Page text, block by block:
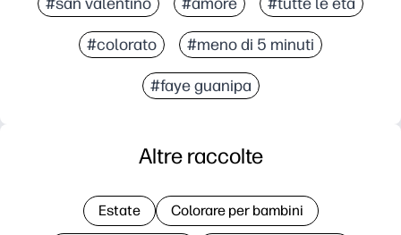
#colorato #meno di 5 minuti
#faye guanipa
Altre raccolte
Estate Colorare per bambini